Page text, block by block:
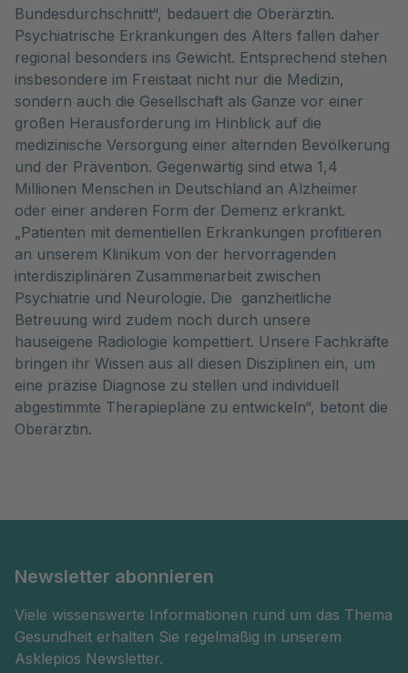
Bundesdurchschnitt“, bedauert die Oberärztin.
Psychiatrische Erkrankungen des Alters fallen daher
regional besonders ins Gewicht. Entsprechend stehen
insbesondere im Freistaat nicht nur die Medizin,
sondern auch die Gesellschaft als Ganze vor einer
großen Herausforderung im Hinblick auf die
medizinische Versorgung einer alternden Bevölkerung
und der Prävention. Gegenwärtig sind etwa 1,4
Millionen Menschen in Deutschland an Alzheimer
oder einer anderen Form der Demenz erkrankt.
„Patienten mit dementiellen Erkrankungen profitieren
an unserem Klinikum von der hervorragenden
interdisziplinären Zusammenarbeit zwischen
Psychiatrie und Neurologie. Die ganzheitliche
Betreuung wird zudem noch durch unsere
hauseigene Radiologie kompettiert. Unsere Fachkräfte
bringen ihr Wissen aus all diesen Disziplinen ein, um
eine präzise Diagnose zu stellen und individuell
abgestimmte Therapiepläne zu entwickeln“, betont die
Oberärztin.
Newsletter abonnieren
Viele wissenswerte Informationen rund um das Thema
Gesundheit erhalten Sie regelmäßig in unserem
Asklepios Newsletter.